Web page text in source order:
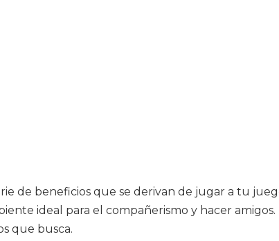
de beneficios que se derivan de jugar a tu
ideal para el compañerismo y hacer
que busca.